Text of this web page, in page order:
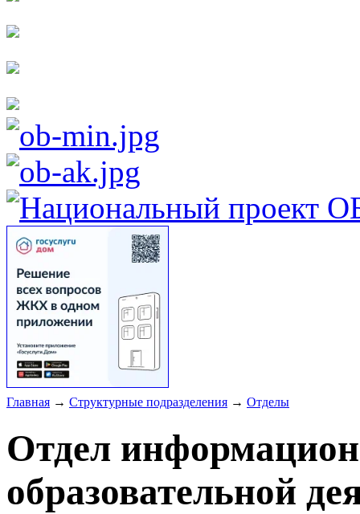
Главная → Структурные подразделения → Отделы
Отдел
образовательной